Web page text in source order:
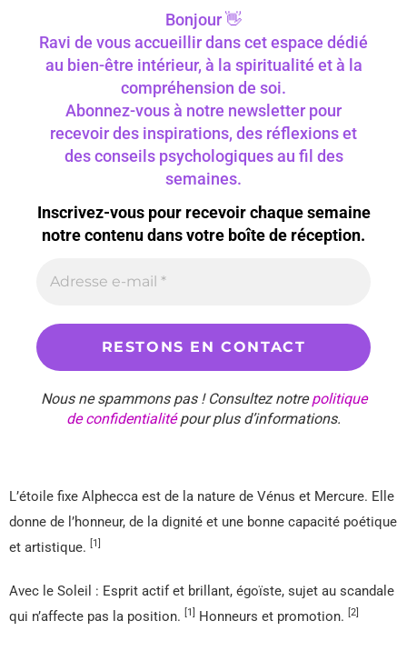
Bonjour 👋
Ravi de vous accueillir dans cet espace dédié
au bien-être intérieur, à la spiritualité et à la
compréhension de soi.
Abonnez-vous à notre newsletter pour
recevoir des inspirations, des réflexions et
des conseils psychologiques au fil des
semaines.
Inscrivez-vous pour recevoir chaque semaine
notre contenu dans votre boîte de réception.
Nous ne spammons pas ! Consultez notrepolitique
de confidentialitépour plus d’informations.
L’étoile fixe Alphecca est de la nature de Vénus et Mercure. Elle
donne de l’honneur, de la dignité et une bonne capacité poétique
et artistique.
[1]
Avec le Soleil : Esprit actif et brillant, égoïste, sujet au scandale
qui n’affecte pas la position.
[1] Honneurs et promotion. [2]